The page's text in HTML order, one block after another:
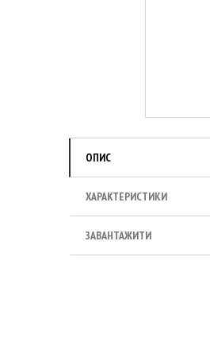
ОПИС
ХАРАКТЕРИСТИКИ
ЗАВАНТАЖИТИ